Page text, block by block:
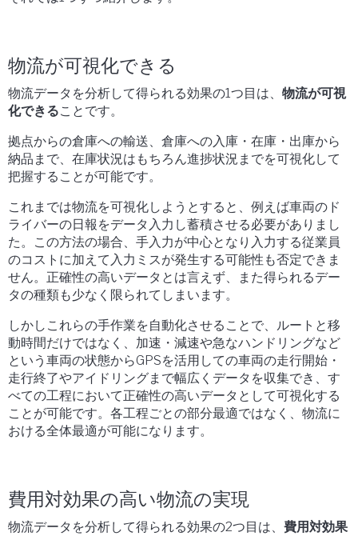
物流が可視化できる
物流データを分析して得られる効果の1つ目は、 物流が可視
化できることです。
拠点からの倉庫への輸送、倉庫への入庫・在庫・出庫から
納品まで、在庫状況はもちろん進捗状況までを可視化して
把握することが可能です。
これまでは物流を可視化しようとすると、例えば車両のド
ライバーの日報をデータ入力し蓄積させる必要がありまし
た。この方法の場合、手入力が中心となり入力する従業員
のコストに加えて入力ミスが発生する可能性も否定できま
せん。正確性の高いデータとは言えず、また得られるデー
タの種類も少なく限られてしまいます。
しかしこれらの手作業を自動化させることで、ルートと移
動時間だけではなく、加速・減速や急なハンドリングなど
という車両の状態からGPSを活用しての車両の走行開始・
走行終了やアイドリングまで幅広くデータを収集でき、す
べての工程において正確性の高いデータとして可視化する
ことが可能です。各工程ごとの部分最適ではなく、物流に
おける全体最適が可能になります。
費用対効果の高い物流の実現
物流データを分析して得られる効果の2つ目は、 費用対効果